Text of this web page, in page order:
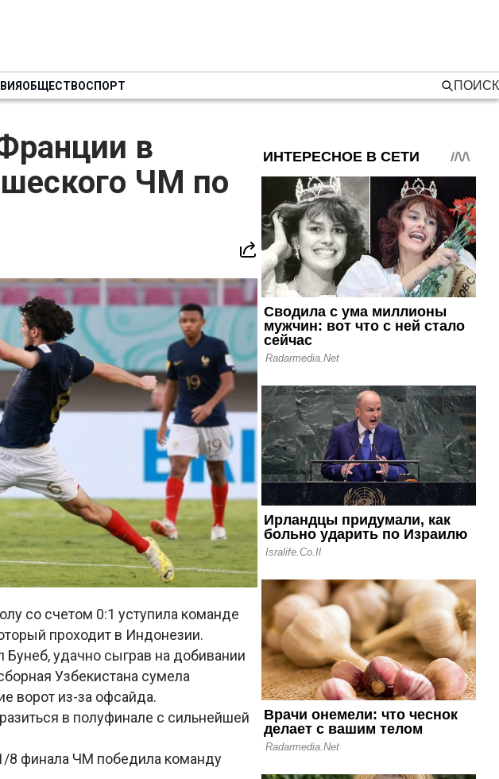
ОБЩЕСТВОСПОРТ ПОИСК
в
ЧМ по
со счетом 0:1 уступила команде
проходит в Индонезии.
удачно сыграв на добивании
Узбекистана сумела
ворот из-за офсайда.
в полуфинале с сильнейшей
8 финала ЧМ победила команду